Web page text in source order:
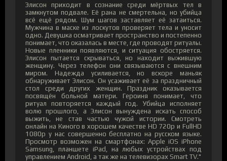
Элисон приходит в сознание среди мёртвых тел в
замкнутом подвале. Её рана не смертельна, но убийца
всё ещё рядом. Шум шагов заставляет её затаиться.
Мужчина в маске из лоскутов проверяет тела и уносит
одно. Девушка осматривает пространство и постепенно
понимает, что оказалась в месте, где проводят ритуалы.
Новые пленники появляются, и ситуация обостряется.
Элисон пытается скрываться, но находит выжившую
женщину. Через телефон они связываются с внешним
миром. Надежда усиливается, но вскоре маньяк
обнаруживает Элисон. Он усаживает её за праздничный
стол среди других женщин. Праздник оказывается
посвящён больной матери. Героиня понимает, что
ритуал повторяется каждый год. Убийца исполняет
волю прошлого, а Элисон вынуждена искать способ
выжить, не став частью чужой истории. Смотреть
онлайн на Киного в хорошем качестве HD 720p и FullHD
1080p у нас совершенно бесплатно на русском языке.
Просмотр возможен на смартфонах: Apple iOS iPhone
Samsung, планшете iPad, на любых устройствах под
управлением Android, а так же на телевизорах Smart TV."